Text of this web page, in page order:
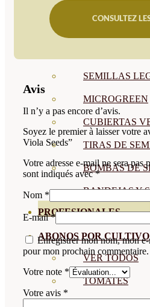
SEMILLAS
MICROGREEN
CUBIERTAS
TIRAS DE
BOMBAS DE
BANDEJAS Y
PROFESIONALES
ABONOS POR CULTIVO
VER TODOS
TOMATES
CONSULTEZ
Avis
Il n’y a pas encore d’avis.
Soyez le premier à laisser votre
Viola Seeds”
Votre adresse e-mail ne sera pas
sont indiqués avec*
Nom *
E-mail*
Enregistrer mon nom, mon
pour mon prochain commentaire.
Votre note *
Votre avis *